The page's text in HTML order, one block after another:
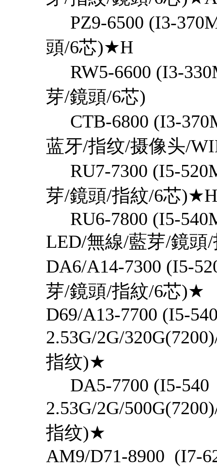
PZ9-6500 (I3-
頭/6芯)★H
RW5-6600 (I3-
芽/鏡頭/6芯)
CTB-6800 (I3-
蓝牙/指纹/摄像
RU7-7300 (I5-
芽/鏡頭/指紋/6芯)★H
RU6-7800 (I5-
LED/無線/藍芽/鏡
DA6/A14-7300 (I5-
芽/鏡頭/指紋/6芯
D69/A13-7700 (I5-
2.53G/2G/
指纹)★
DA5-7700 (I5-540
2.53G/2G/
指纹)★
AM9/D71-8900 (I7-